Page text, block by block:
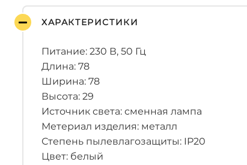
ХАРАКТЕРИСТИКИ
Питание: 230 В, 50 Гц
Длина: 78
Ширина: 78
Высота: 29
Источник света: сменная лампа
Метериал изделия: металл
Степень пылевлагозащиты: IP20
Цвет: белый